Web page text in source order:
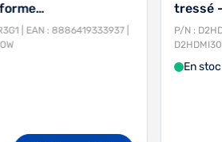
| EAN : 8886419333937 |
tressé
P/N :
En